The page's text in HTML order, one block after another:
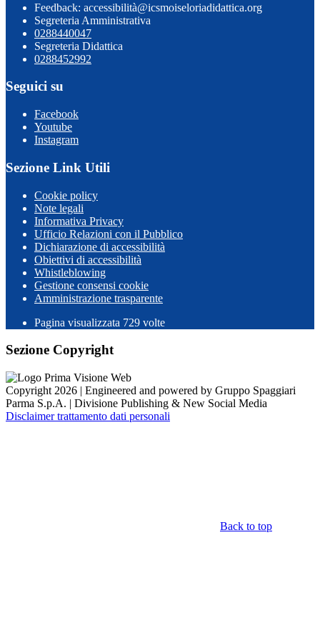
Feedback: accessibilità@icsmoiseloriadidattica.org
Segreteria Amministrativa
0288440047
Segreteria Didattica
0288452992
Seguici su
Facebook
Youtube
Instagram
Sezione Link Utili
Cookie policy
Note legali
Informativa Privacy
Ufficio Relazioni con il Pubblico
Dichiarazione di accessibilità
Obiettivi di accessibilità
Whistleblowing
Gestione consensi cookie
Amministrazione trasparente
Pagina visualizzata 729 volte
Sezione Copyright
Copyright 2026 | Engineered and powered by Gruppo Spaggiari
Parma S.p.A. | Divisione Publishing & New Social Media
Disclaimer trattamento dati personali
Back to top